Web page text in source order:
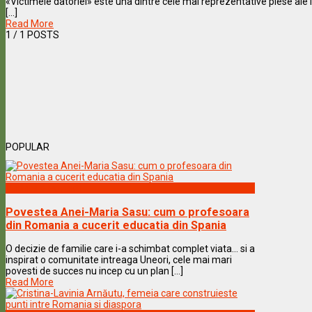
[...]
Read More
1 / 1 POSTS
POPULAR
Povestea Anei-Maria Sasu: cum o profesoara
din Romania a cucerit educatia din Spania
O decizie de familie care i-a schimbat complet viata… si a
inspirat o comunitate intreaga Uneori, cele mai mari
povesti de succes nu incep cu un plan [...]
Read More